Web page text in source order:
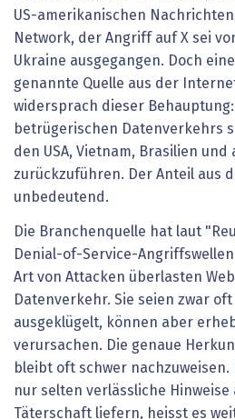
US-amerikanischen
Network, der Angriff auf X sei
Ukraine ausgegangen. Doch
genannte Quelle aus der
widersprach dieser
betrügerischen Datenverkehrs
den USA, Vietnam, Brasilien
zurückzuführen. Der Anteil aus
unbedeutend.
Die Branchenquelle hat laut
Denial-of-Service-
Art von Attacken überlasten
Datenverkehr. Sie seien zwar
ausgeklügelt, können aber
verursachen. Die genaue
bleibt oft schwer nachzuweisen.
nur selten verlässliche
Täterschaft liefern, heisst es